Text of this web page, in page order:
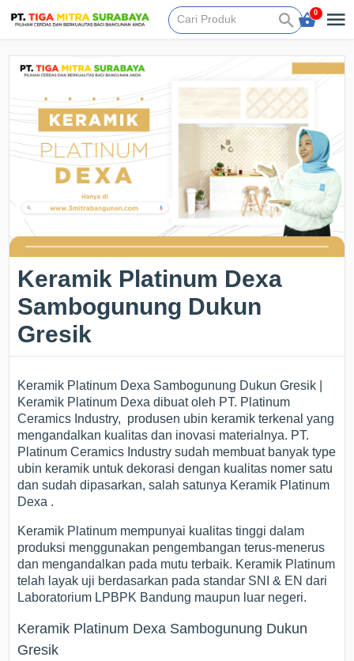
0
Keramik Platinum Dexa
Sambogunung Dukun
Gresik
Keramik Platinum Dexa Sambogunung Dukun Gresik |
Keramik Platinum Dexa dibuat oleh PT. Platinum
Ceramics Industry, produsen ubin keramik terkenal yang
mengandalkan kualitas dan inovasi materialnya. PT.
Platinum Ceramics Industry sudah membuat banyak type
ubin keramik untuk dekorasi dengan kualitas nomer satu
dan sudah dipasarkan, salah satunya Keramik Platinum
Dexa .
Keramik Platinum mempunyai kualitas tinggi dalam
produksi menggunakan pengembangan terus-menerus
dan mengandalkan pada mutu terbaik. Keramik Platinum
telah layak uji berdasarkan pada standar SNI & EN dari
Laboratorium LPBPK Bandung maupun luar negeri.
Keramik Platinum Dexa Sambogunung Dukun
Gresik